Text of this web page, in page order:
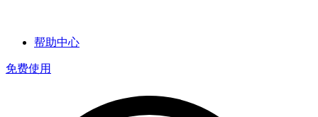
帮助中心
免费使用